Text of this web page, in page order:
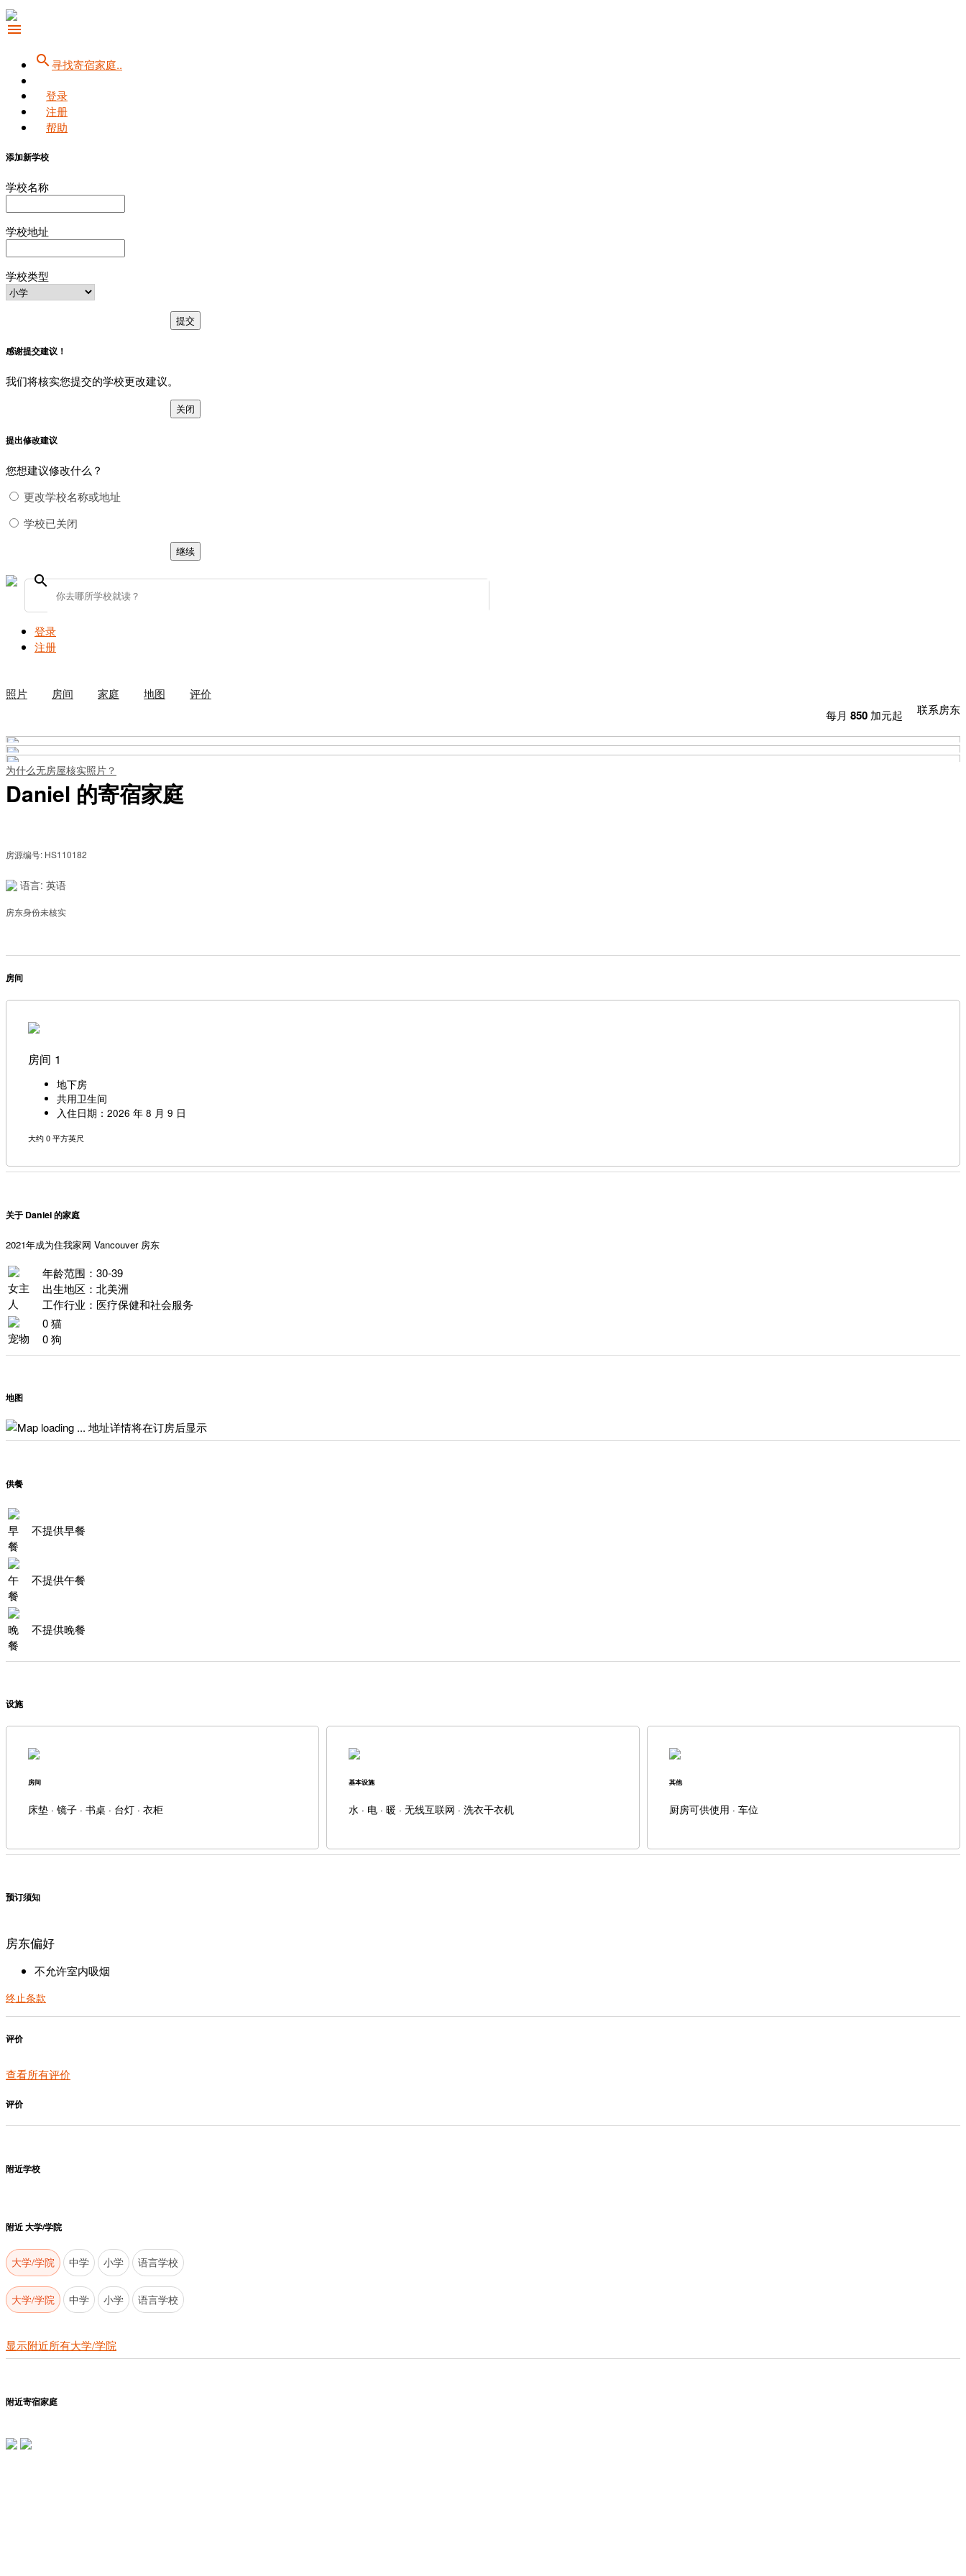
menu
search寻找寄宿家庭..
登录
注册
帮助
添加新学校
学校名称
学校地址
学校类型
提交
感谢提交建议！
我们将核实您提交的学校更改建议。
关闭
提出修改建议
您想建议修改什么？
更改学校名称或地址
学校已关闭
继续
search
登录
注册
照片 房间 家庭 地图
评价
每月 850 加元起 联系房东
为什么无房屋核实照片？
Daniel 的寄宿家庭
房源编号: HS110182
语言: 英语
房东身份未核实
房间
房间 1
地下房
共用卫生间
入住日期：2026 年 8 月 9 日
大约 0 平方英尺
关于 Daniel 的家庭
2021年成为住我家网 Vancouver 房东
女主
人
年龄范围：30-39
出生地区：北美洲
工作行业：医疗保健和社会服务
宠物
0 猫
0 狗
地图
地址详情将在订房后显示
供餐
早
餐
不提供早餐
午
餐
不提供午餐
晚
餐
不提供晚餐
设施
房间
床垫 · 镜子 · 书桌 · 台灯 · 衣柜
基本设施
水 · 电 · 暖 · 无线互联网 · 洗衣干衣机
其他
厨房可供使用 · 车位
预订须知
房东偏好
不允许室内吸烟
终止条款
评价
查看所有评价
评价
附近学校
附近大学/学院
大学/学院 中学 小学 语言学校
大学/学院 中学 小学 语言学校
显示附近所有大学/学院
附近寄宿家庭